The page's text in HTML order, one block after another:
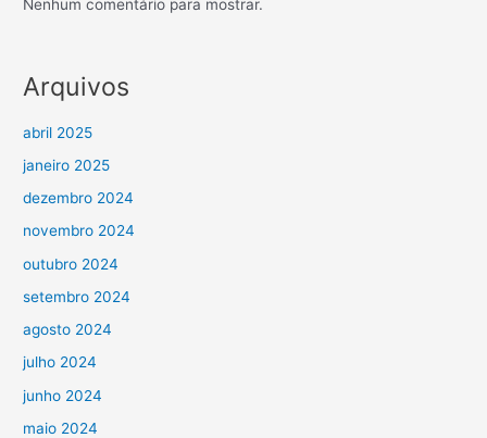
Nenhum comentário para mostrar.
Arquivos
abril 2025
janeiro 2025
dezembro 2024
novembro 2024
outubro 2024
setembro 2024
agosto 2024
julho 2024
junho 2024
maio 2024